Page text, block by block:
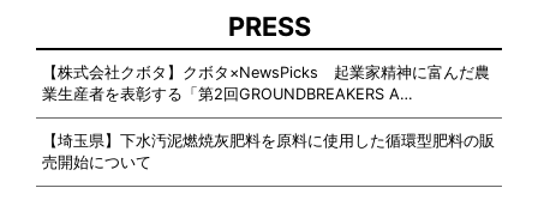
PRESS
【株式会社クボタ】クボタ×NewsPicks 起業家精神に富んだ農
業生産者を表彰する「第2回GROUNDBREAKERS A…
【埼玉県】下水汚泥燃焼灰肥料を原料に使用した循環型肥料の販
売開始について